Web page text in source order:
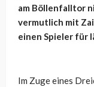
am Böllenfalltor
vermutlich mit
einen Spieler für
Im Zuge eines